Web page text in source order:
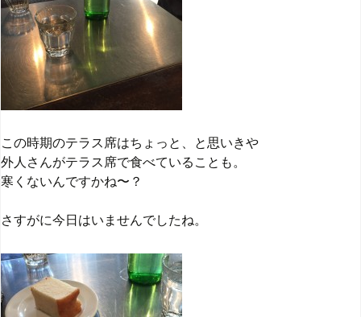
この時期のテラス席はちょっと、と思いきや
外人さんがテラス席で食べていることも。
寒くないんですかね〜？
さすがに今日はいませんでしたね。